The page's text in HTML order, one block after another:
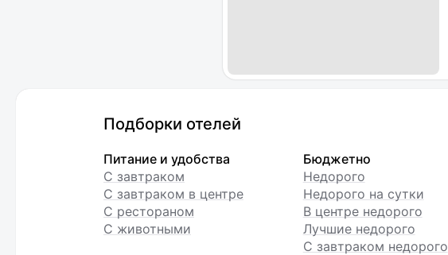
Подборки отелей
Питание и удобства
С завтраком
С завтраком в центре
С рестораном
С животными
Бюджетно
Недорого
Недорого на сутки
В центре недорого
Лучшие недорого
С завтраком недорого